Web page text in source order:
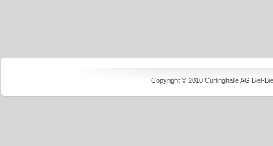
Copyright © 2010 Curlinghalle AG Biel-